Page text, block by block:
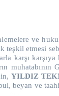
ve
teşkil etmesi
karşı karşıya
muhatabının
YILDIZ
beyan ve